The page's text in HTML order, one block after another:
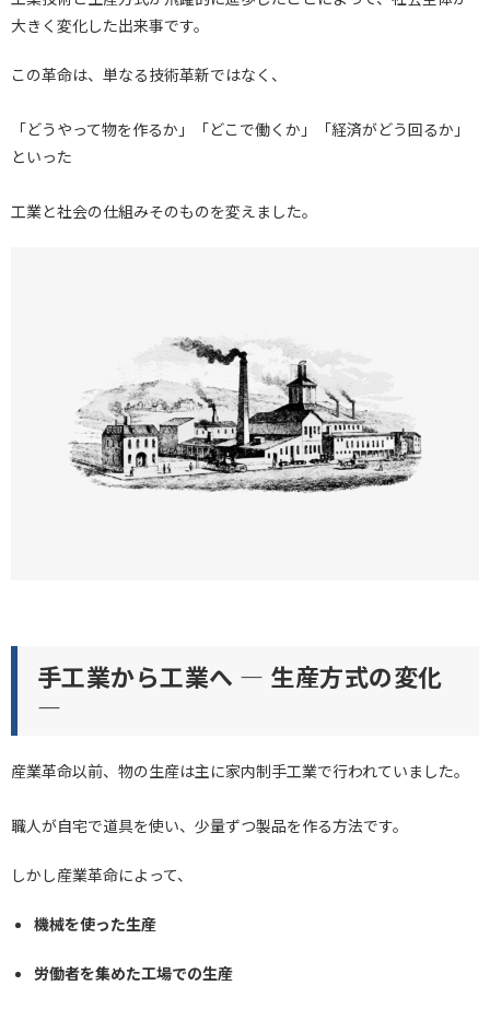
大きく変化した出来事です。
この革命は、単なる技術革新ではなく、
「どうやって物を作るか」「どこで働くか」「経済がどう回るか」
といった
工業と社会の仕組みそのものを変えました。
手工業から工業へ ― 生産方式の変化
―
産業革命以前、物の生産は主に家内制手工業で行われていました。
職人が自宅で道具を使い、少量ずつ製品を作る方法です。
しかし産業革命によって、
機械を使った生産
労働者を集めた工場での生産